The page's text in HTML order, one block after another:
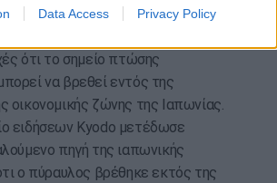
Data Access Privacy Policy
προσθέτοντας ότι η ιαπωνική
ότι το σημείο πτώσης
να βρεθεί εντός της
οικονομικής ζώνης της Ιαπωνίας.
ειδήσεων Kyodo μετέδωσε
πηγή της ιαπωνικής
ο πύραυλος βρέθηκε εκτός της